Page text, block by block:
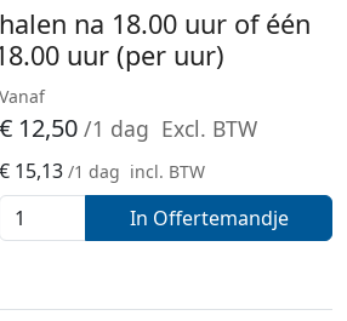
na 18.00 uur of één
uur (per uur)
Vanaf
€ 12,50 /1 dag Excl. BTW
€ 15,13 /1 dag incl. BTW
In Offertemandje